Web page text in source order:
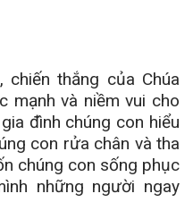
chiến thắng của Chúa
mạnh và niềm vui cho
đình chúng con hiểu
con rửa chân và tha
chúng con sống phục
những người ngay